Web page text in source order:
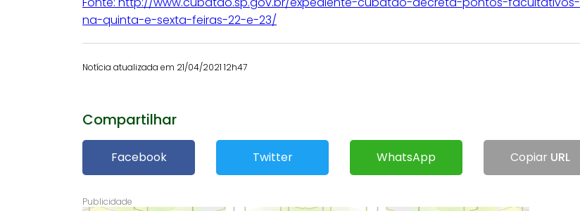
na-quinta-e-sexta-feiras-22-e-23/
Notícia atualizada em 21/04/2021 12h47
Compartilhar
Facebook Twitter WhatsApp Copiar URL